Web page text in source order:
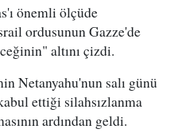
önemli ölçüde
ordusunun Gazze'de
altını çizdi.
Netanyahu'nun salı günü
ettiği silahsızlanma
ardından geldi.